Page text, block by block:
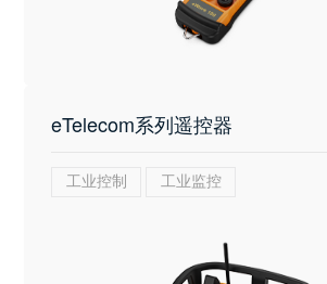
eTelecom系列遥控器
工业控制 工业监控